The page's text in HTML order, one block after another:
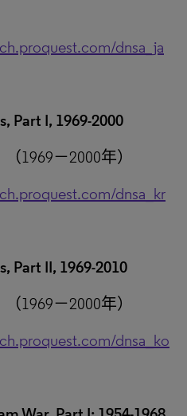
dnsa_ja
Part I, 1969-2000
1969－2000年）
dnsa_kr
Part II, 1969-2010
1969－2000年）
dnsa_ko